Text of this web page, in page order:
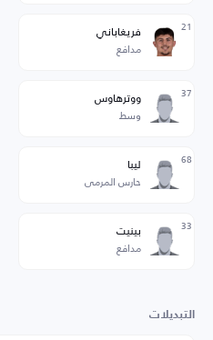
21 فريغاباني
مدافع
37 ووترهاوس
وسط
68 ليبا
حارس المرمى
33 بينيت
مدافع
التبديلات